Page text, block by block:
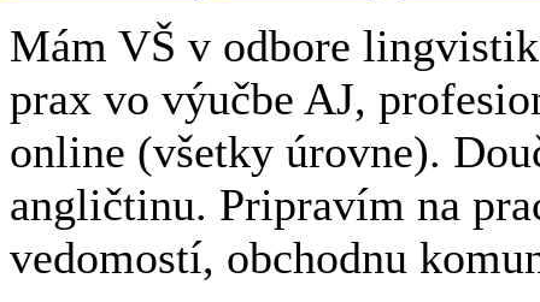
Mám VŠ v odbore
prax vo výučbe AJ,
online (všetky úrovne).
angličtinu. Pripravím na
vedomostí, obchodnu